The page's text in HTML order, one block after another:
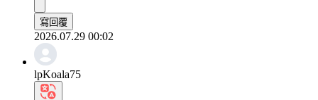
寫回覆
2026.07.29 00:02
lpKoala75